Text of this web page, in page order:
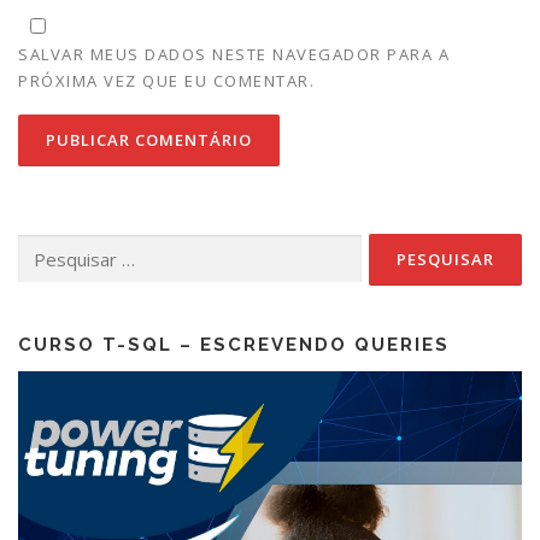
SALVAR MEUS DADOS NESTE NAVEGADOR PARA A
PRÓXIMA VEZ QUE EU COMENTAR.
por:
CURSO T-SQL – ESCREVENDO QUERIES